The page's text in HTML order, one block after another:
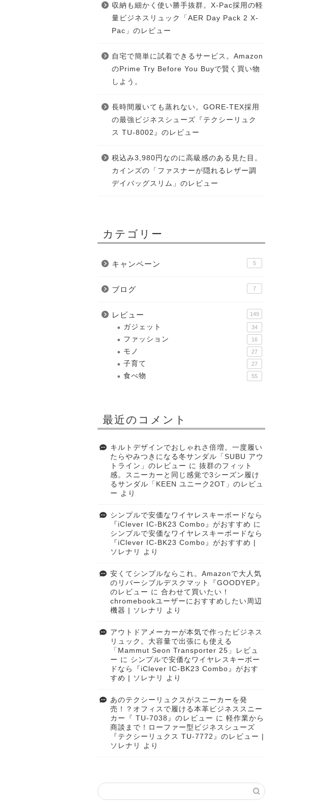
収納も細かく使い勝手抜群。X-Pac採用の軽
量ビジネスリュック「AER Day Pack 2 X-
Pac」のレビュー
自宅で簡単に試着できるサービス。Amazon
のPrime Try Before You Buyで賢く買い物
しよう。
長時間履いても蒸れない。GORE-TEX採用
の最強ビジネスシューズ『テクシーリュク
ス TU-8002』のレビュー
税込み3,980円なのに高級感のある見た目。
カインズの「ファスナーが隠れるレザー調
デイバッグスリム」のレビュー
カテゴリー
キャンペーン 5
ブログ 7
レビュー 149
ガジェット 34
ファッション 16
モノ 27
子育て 27
食べ物 55
最近のコメント
キルトデザインでおしゃれさ倍増。一度履い
たらやみつきになる冬サンダル「SUBU アウ
トライン」のレビュー に 抜群のフィット
感。スニーカーと同じ感覚で3シーズン履け
るサンダル「KEEN ユニーク2OT」のレビュ
ー より
シンプルで安価なワイヤレスキーボードなら
『iClever IC-BK23 Combo』がおすすめ に
シンプルで安価なワイヤレスキーボードなら
『iClever IC-BK23 Combo』がおすすめ |
ソレナリ
より
安くてシンプルならこれ。Amazonで大人気
のリバーシブルデスクマット『GOODYEP』
のレビュー に 合わせて買いたい！
chromebookユーザーにおすすめしたい周辺
機器 | ソレナリ
より
アウトドアメーカーが本気で作ったビジネス
リュック。大容量で出張にも使える
「Mammut Seon Transporter 25」レビュ
ー に シンプルで安価なワイヤレスキーボー
ドなら『iClever IC-BK23 Combo』がおす
すめ | ソレナリ
より
あのテクシーリュクスがスニーカーを発
売！？オフィスで履ける本革ビジネススニー
カー『 TU-7038』のレビュー に 軽作業から
商談まで！ローファー型ビジネスシューズ
『テクシーリュクス TU-7772』のレビュー |
ソレナリ
より